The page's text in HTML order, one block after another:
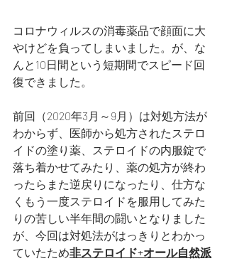
コロナウィルスの消毒薬品で顔面に大
やけどを負ってしまいました。が、な
んと10日間という短期間でスピード回
復できました。
前回（2020年3月～9月）は対処方法が
わからず、医師から処方されたステロ
イドの塗り薬、ステロイドの内服錠で
落ち着かせてみたり、薬の処方が終わ
ったらまた逆戻りになったり、仕方な
くもう一度ステロイドを服用してみた
りの苦しい半年間の闘いとなりました
が、今回は対処法がはっきりとわかっ
ていたため非ステロイド+オール自然派